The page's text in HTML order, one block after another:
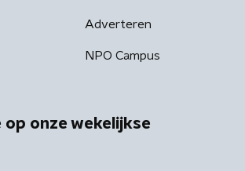
Adverteren
NPO Campus
op onze wekelijkse